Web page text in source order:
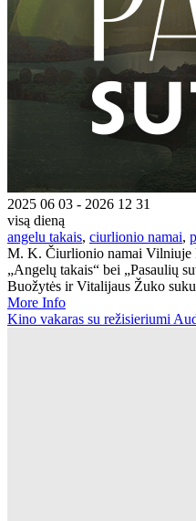
2025 06 03 - 2026 12 31
visą dieną
angelu takais, ciurlionio namai,
M. K. Čiurlionio namai Vilniuje
„Angelų takais“ bei „Pasaulių
Buožytės ir Vitalijaus Žuko
More Info
Kino vakaras su režisieriumi